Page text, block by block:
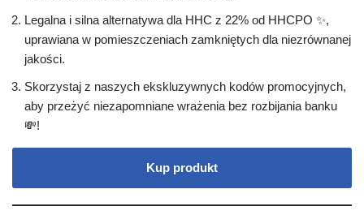
Legalna i silna alternatywa dla HHC z 22% od HHCPO ✨,
uprawiana w pomieszczeniach zamkniętych dla niezrównanej
jakości.
Skorzystaj z naszych ekskluzywnych kodów promocyjnych,
aby przeżyć niezapomniane wrażenia bez rozbijania banku
💸!
Kup produkt